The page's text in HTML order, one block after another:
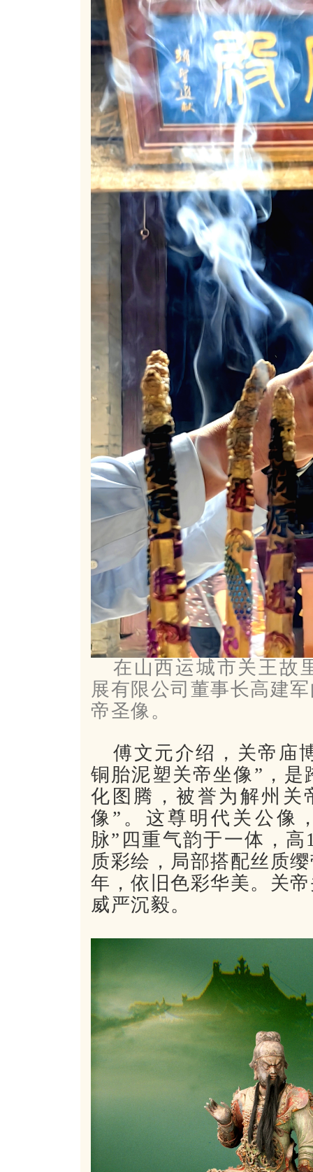
在山西运城市关王故
展有限公司董事长高建
帝圣像。
傅文元介绍，关帝庙
铜胎泥塑关帝坐像”，
化图腾，被誉为解州关
像”。这尊明代关公像
脉”四重气韵于一体，
质彩绘，局部搭配丝质
年，依旧色彩华美。关
威严沉毅。